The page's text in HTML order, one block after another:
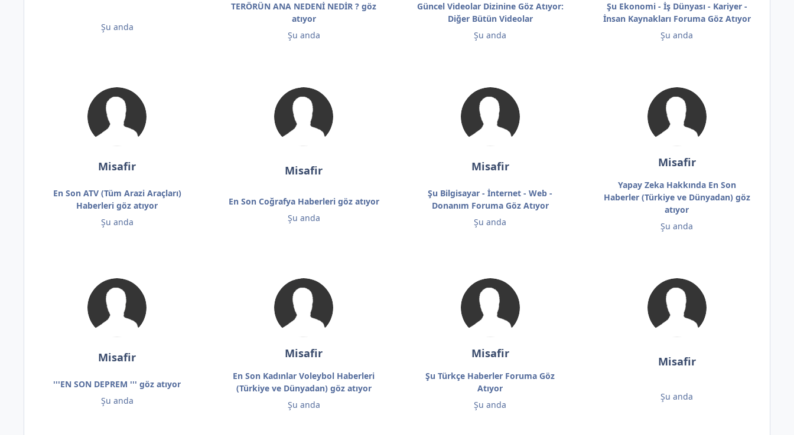
Şu anda
TERÖRÜN ANA NEDENİ NEDİR ? göz
atıyor
Şu anda
Güncel Videolar Dizinine Göz Atıyor:
Diğer Bütün Videolar
Şu anda
Şu Ekonomi - İş Dünyası - Kariyer -
İnsan Kaynakları Foruma Göz Atıyor
Şu anda
Misafir
En Son ATV (Tüm Arazi Araçları)
Haberleri göz atıyor
Şu anda
Misafir
En Son Coğrafya Haberleri göz atıyor
Şu anda
Misafir
Şu Bilgisayar - İnternet - Web -
Donanım Foruma Göz Atıyor
Şu anda
Misafir
Yapay Zeka Hakkında En Son
Haberler (Türkiye ve Dünyadan) göz
atıyor
Şu anda
Misafir
'''EN SON DEPREM ''' göz atıyor
Şu anda
Misafir
En Son Kadınlar Voleybol Haberleri
(Türkiye ve Dünyadan) göz atıyor
Şu anda
Misafir
Şu Türkçe Haberler Foruma Göz
Atıyor
Şu anda
Misafir
Şu anda